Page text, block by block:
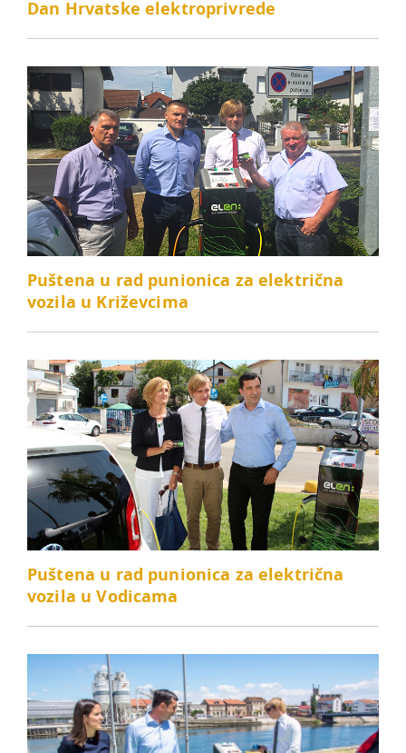
Dan Hrvatske elektroprivrede
Puštena u rad punionica za električna
vozila u Križevcima
Puštena u rad punionica za električna
vozila u Vodicama